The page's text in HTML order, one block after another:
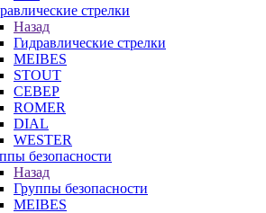
стрелки
Назад
Гидравлические стрелки
MEIBES
STOUT
СЕВЕР
ROMER
DIAL
WESTER
безопасности
Назад
Группы безопасности
MEIBES